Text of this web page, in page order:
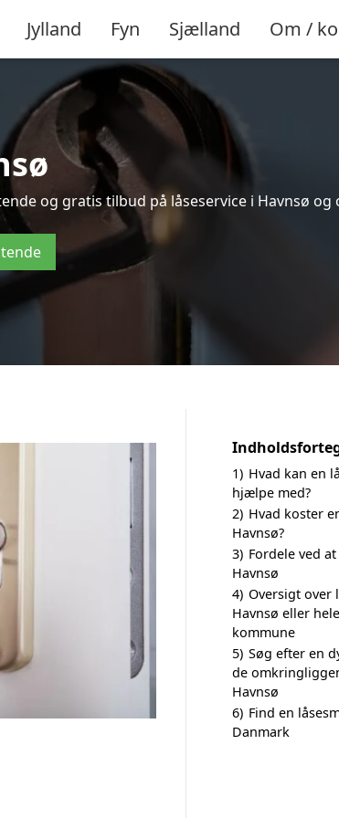
Jylland Fyn Sjælland Om /
og gratis tilbud på låseservice i Havnsø og
1) Hvad kan en
hjælpe med?
2) Hvad koster
Havnsø?
3) Fordele ved
Havnsø
4) Oversigt over
Havnsø eller
kommune
5) Søg efter en
de
Havnsø
6) Find en
Danmark